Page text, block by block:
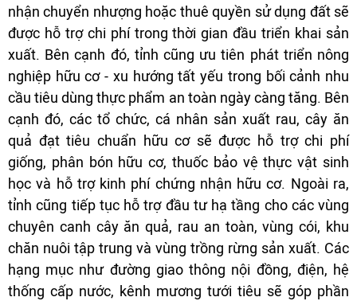
nhận chuyển nhượng hoặc thuê quyền sử dụng đất sẽ
được hỗ trợ chi phí trong thời gian đầu triển khai sản
xuất. Bên cạnh đó, tỉnh cũng ưu tiên phát triển nông
nghiệp hữu cơ - xu hướng tất yếu trong bối cảnh nhu
cầu tiêu dùng thực phẩm an toàn ngày càng tăng. Bên
cạnh đó, các tổ chức, cá nhân sản xuất rau, cây ăn
quả đạt tiêu chuẩn hữu cơ sẽ được hỗ trợ chi phí
giống, phân bón hữu cơ, thuốc bảo vệ thực vật sinh
học và hỗ trợ kinh phí chứng nhận hữu cơ. Ngoài ra,
tỉnh cũng tiếp tục hỗ trợ đầu tư hạ tầng cho các vùng
chuyên canh cây ăn quả, rau an toàn, vùng cói, khu
chăn nuôi tập trung và vùng trồng rừng sản xuất. Các
hạng mục như đường giao thông nội đồng, điện, hệ
thống cấp nước, kênh mương tưới tiêu sẽ góp phần